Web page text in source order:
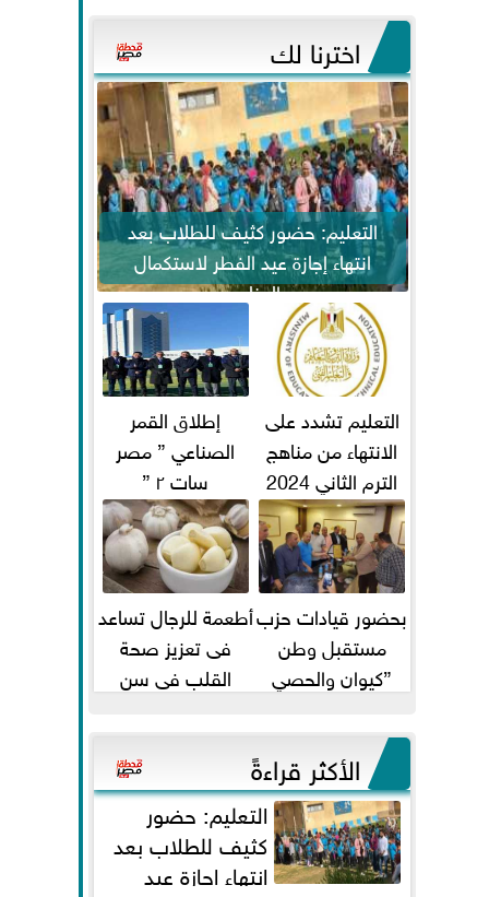
اخترنا لك
التعليم: حضور كثيف للطلاب بعد
انتهاء إجازة عيد الفطر لاستكمال
المناهج
التعليم تشدد على
الانتهاء من مناهج
الترم الثاني 2024
قبل الامتحانات
إطلاق القمر
الصناعي ” مصر
سات ٢ ”
بحضور قيادات حزب
مستقبل وطن
”كيوان والحصي
وعيسي” أمانه كفر...
أطعمة للرجال تساعد
فى تعزيز صحة
القلب فى سن
الأكثر قراءةً
التعليم: حضور
كثيف للطلاب بعد
انتهاء إجازة عيد